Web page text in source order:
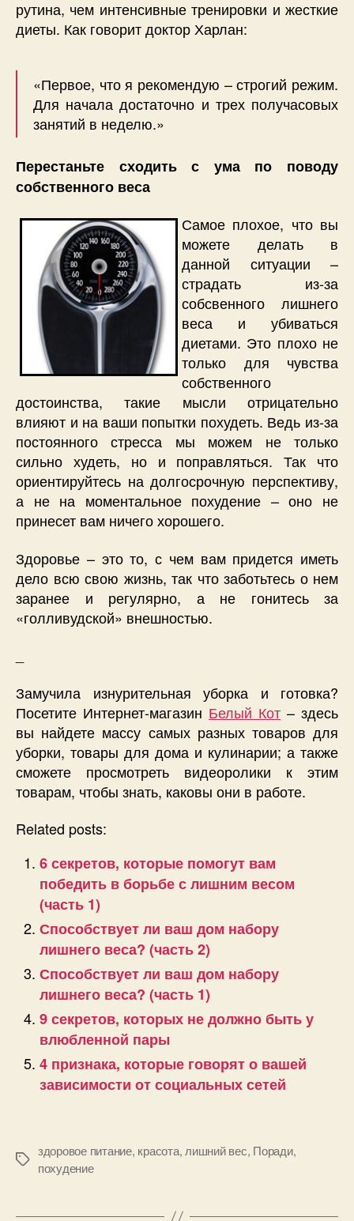
рутина, чем интенсивные тренировки и жесткие
диеты. Как говорит доктор Харлан:
«Первое, что я рекомендую – строгий режим.
Для начала достаточно и трех получасовых
занятий в неделю.»
Перестаньте сходить с ума по поводу
собственного веса
Самое плохое, что вы
можете делать в
данной ситуации –
страдать из-за
собсвенного лишнего
веса и убиваться
диетами. Это плохо не
только для чувства
собственного
достоинства, такие мысли отрицательно
влияют и на ваши попытки похудеть. Ведь из-за
постоянного стресса мы можем не только
сильно худеть, но и поправляться. Так что
ориентируйтесь на долгосрочную перспективу,
а не на моментальное похудение – оно не
принесет вам ничего хорошего.
Здоровье – это то, с чем вам придется иметь
дело всю свою жизнь, так что заботьтесь о нем
заранее и регулярно, а не гонитесь за
«голливудской» внешностью.
Замучила изнурительная уборка и готовка?
Посетите Интернет-магазин Белый Кот – здесь
вы найдете массу самых разных товаров для
уборки, товары для дома и кулинарии; а также
сможете просмотреть видеоролики к этим
товарам, чтобы знать, каковы они в работе.
Related posts:
6 секретов, которые помогут вам
победить в борьбе с лишним весом
(часть 1)
Способствует ли ваш дом набору
лишнего веса? (часть 2)
Способствует ли ваш дом набору
лишнего веса? (часть 1)
9 секретов, которых не должно быть у
влюбленной пары
4 признака, которые говорят о вашей
зависимости от социальных сетей
Позначки
здоровое питание, красота,лишний вес, Поради,
похудение